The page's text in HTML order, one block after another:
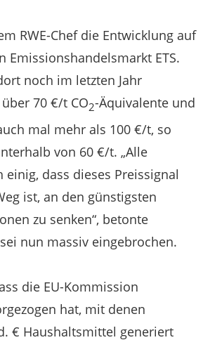
RWE-Chef die Entwicklung auf
Emissionshandelsmarkt ETS.
noch im letzten Jahr
70 €/t CO2-Äquivalente und
mal mehr als 100 €/t, so
von 60 €/t. „Alle
einig, dass dieses Preissignal
ist, an den günstigsten
zu senken“, betonte
nun massiv eingebrochen.
die EU-Kommission
hat, mit denen
€ Haushaltsmittel generiert